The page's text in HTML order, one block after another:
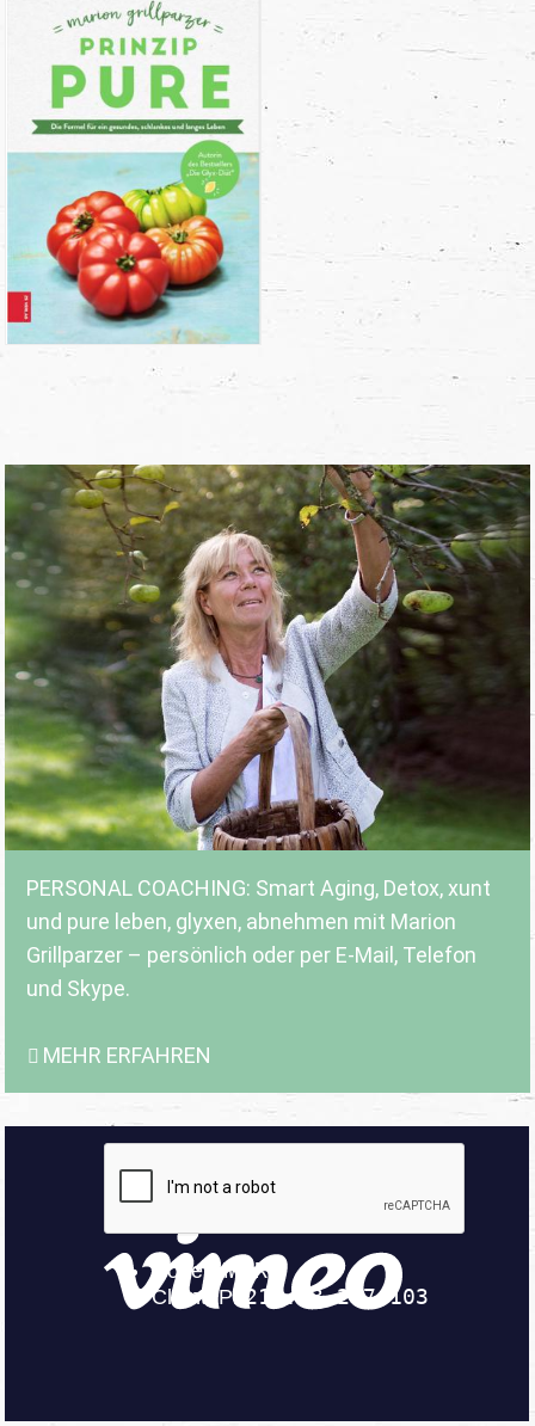
PERSONAL COACHING: Smart Aging, Detox, xunt
und pure leben, glyxen, abnehmen mit Marion
Grillparzer – persönlich oder per E-Mail, Telefon
und Skype.
MEHR ERFAHREN